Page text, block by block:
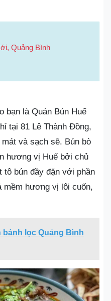
Quảng Bình
bạn là Quán Bún Huế
tại 81 Lê Thành Đồng,
và sạch sẽ. Bún bò
hương vị Huế bởi chủ
tô bún đầy đặn với phần
mềm hương vị lôi cuốn,
bánh lọc Quảng Bình